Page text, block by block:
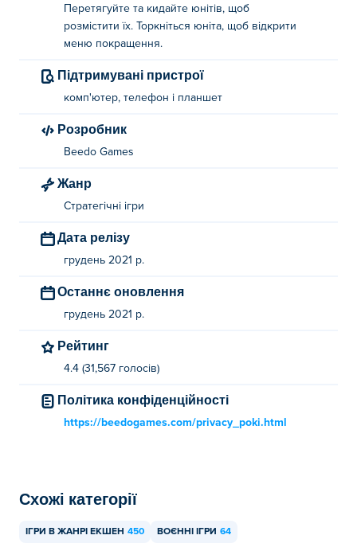
Перетягуйте та кидайте юнітів, щоб
розмістити їх. Торкніться юніта, щоб відкрити
меню покращення.
Підтримувані пристрої
комп'ютер, телефон і планшет
Розробник
Beedo Games
Жанр
Стратегічні ігри
Дата релізу
грудень 2021 р.
Останнє оновлення
грудень 2021 р.
Рейтинг
4.4 (31,567 голосів)
Політика конфіденційності
https://beedogames.com/privacy_poki.html
Схожі категорії
ІГРИ В ЖАНРІ ЕКШЕН 450 ВОЄННІ ІГРИ 64